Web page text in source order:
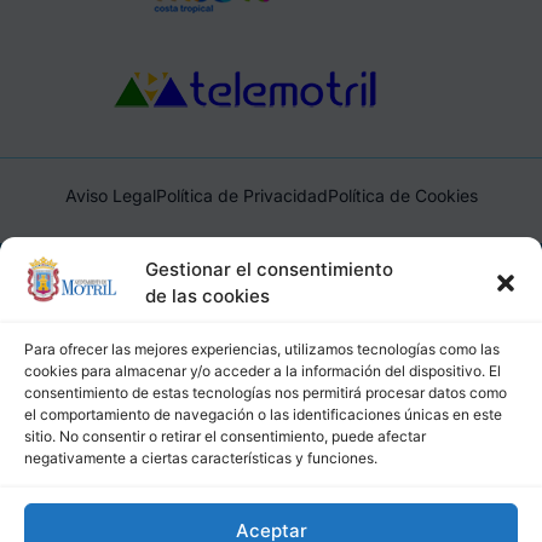
Gestionar el consentimiento
de las cookies
Para ofrecer las mejores experiencias, utilizamos tecnologías como las
cookies para almacenar y/o acceder a la información del dispositivo. El
consentimiento de estas tecnologías nos permitirá procesar datos como
el comportamiento de navegación o las identificaciones únicas en este
sitio. No consentir o retirar el consentimiento, puede afectar
negativamente a ciertas características y funciones.
Aceptar
Aviso LegalPolítica de PrivacidadPolítica de Cookies
Ayuntamiento de Motril, Plaza de España, 1, 18600, Motril,
(Granada), CIF: P1814200J, DIR3: L01181400